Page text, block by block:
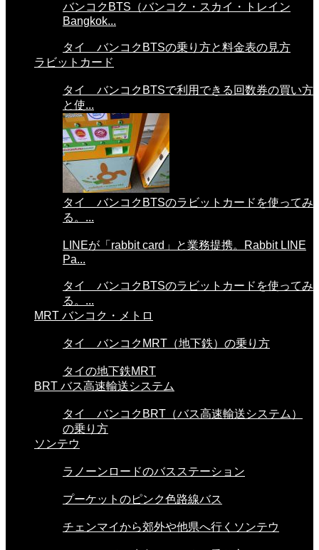
バンコクBTS（バンコク・スカイ・トレイン
Bangkok...
タイ バンコクBTSの乗り方と料金表の見方
ラビットカード
タイ バンコクBTSで利用できる回数券の買い方
と使...
タイ バンコクBTSのラビットカードを使ってみ
る。...
LINEが「rabbit card」と業務提携。Rabbit LINE
Pa...
タイ バンコクBTSのラビットカードを使ってみ
る。...
MRT バンコク・メトロ
タイ バンコクMRT（地下鉄）の乗り方
タイの地下鉄MRT
BRT バス高速輸送システム
タイ バンコクBRT（バス高速輸送システム）
の乗り方
ソンテウ
ラノーンロードのバスステーション
プーケットのピンク色路線バス
チェンマイから郊外や他県へ行くソンテウ